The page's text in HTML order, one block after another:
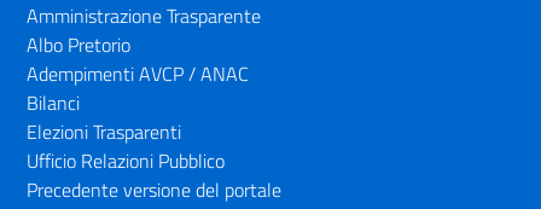
Amministrazione Trasparente
Albo Pretorio
Adempimenti AVCP / ANAC
Bilanci
Elezioni Trasparenti
Ufficio Relazioni Pubblico
Precedente versione del portale